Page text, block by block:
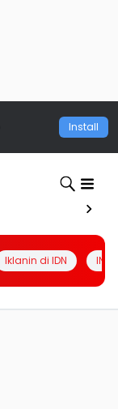
Install
Iklanin di IDN